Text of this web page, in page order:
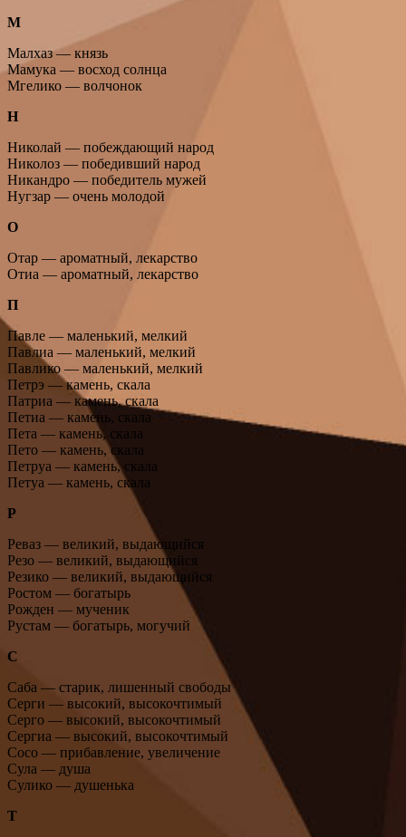
М
Малхаз — князь
Мамука — восход солнца
Мгелико — волчонок
Н
Николай — побеждающий народ
Николоз — победивший народ
Никандро — победитель мужей
Нугзар — очень молодой
О
Отар — ароматный, лекарство
Отиа — ароматный, лекарство
П
Павле — маленький, мелкий
Павлиа — маленький, мелкий
Павлико — маленький, мелкий
Петрэ — камень, скала
Патриа — камень, скала
Петиа — камень, скала
Пета — камень, скала
Пето — камень, скала
Петруа — камень, скала
Петуа — камень, скала
Р
Реваз — великий, выдающийся
Резо — великий, выдающийся
Резико — великий, выдающийся
Ростом — богатырь
Рожден — мученик
Рустам — богатырь, могучий
С
Саба — старик, лишенный свободы
Серги — высокий, высокочтимый
Серго — высокий, высокочтимый
Сергиа — высокий, высокочтимый
Сосо — прибавление, увеличение
Сула — душа
Сулико — душенька
Т